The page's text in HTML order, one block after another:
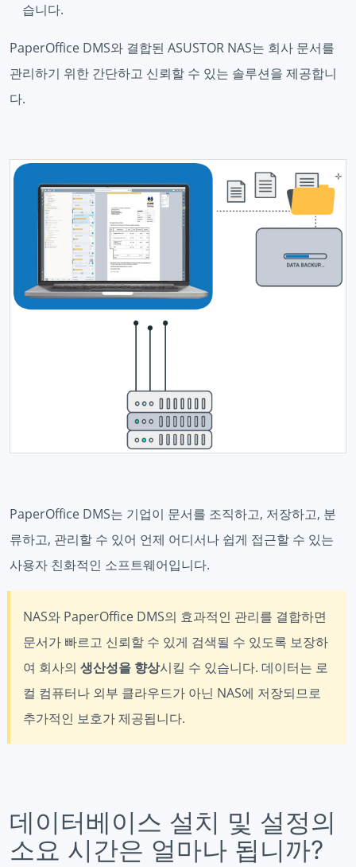
습니다.
PaperOffice DMS와 결합된 ASUSTOR NAS는 회사 문서를
관리하기 위한 간단하고 신뢰할 수 있는 솔루션을 제공합니
다.
PaperOffice DMS는 기업이 문서를 조직하고, 저장하고, 분
류하고, 관리할 수 있어 언제 어디서나 쉽게 접근할 수 있는
사용자 친화적인 소프트웨어입니다.
NAS와 PaperOffice DMS의 효과적인 관리를 결합하면
문서가 빠르고 신뢰할 수 있게 검색될 수 있도록 보장하
여 회사의 생산성을 향상시킬 수 있습니다. 데이터는 로
컬 컴퓨터나 외부 클라우드가 아닌 NAS에 저장되므로
추가적인 보호가 제공됩니다.
데이터베이스 설치 및 설정의
소요 시간은 얼마나 됩니까?